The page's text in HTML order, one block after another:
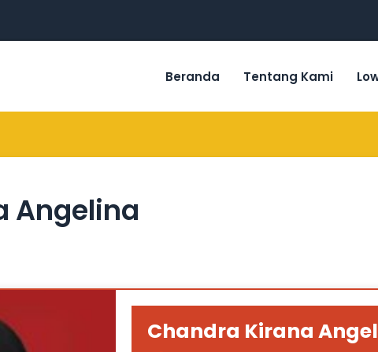
Beranda Tentang Kami
Angelina
Chandra Kirana